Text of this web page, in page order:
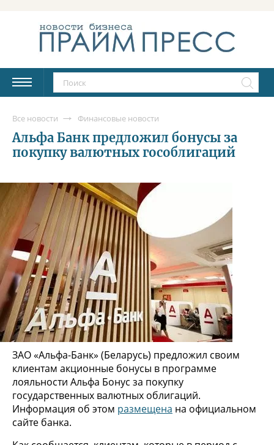
Все новости Финансовые новости
Альфа Банк предложил бонусы за
покупку валютных гособлигаций
ЗАО «Альфа-Банк» (Беларусь) предложил своим
клиентам акционные бонусы в программе
лояльности Альфа Бонус за покупку
государственных валютных облигаций.
Информация об этом размещена на официальном
сайте банка.